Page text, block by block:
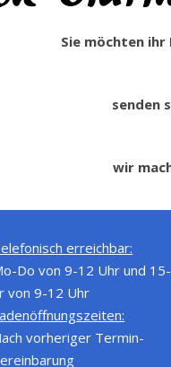
Sie möchten
senden
wir
erreichbar:
Do von 9-12 Uhr und
von 9-12 Uhr
vorheriger Termin-